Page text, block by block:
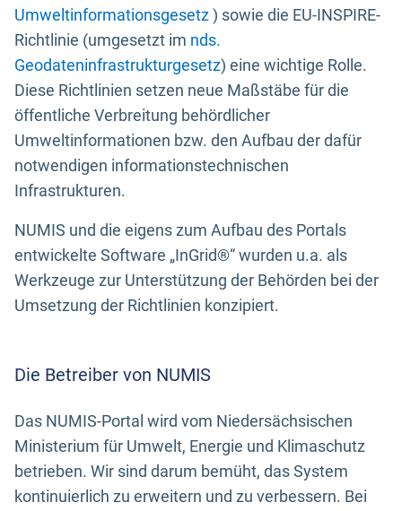
Umweltinformationsgesetz) sowie die EU-INSPIRE-
Richtlinie (umgesetzt im nds.
Geodateninfrastrukturgesetz) eine wichtige Rolle.
Diese Richtlinien setzen neue Maßstäbe für die
öffentliche Verbreitung behördlicher
Umweltinformationen bzw. den Aufbau der dafür
notwendigen informationstechnischen
Infrastrukturen.
NUMIS und die eigens zum Aufbau des Portals
entwickelte Software „InGrid®“ wurden u.a. als
Werkzeuge zur Unterstützung der Behörden bei der
Umsetzung der Richtlinien konzipiert.
Die Betreiber von NUMIS
Das NUMIS-Portal wird vom Niedersächsischen
Ministerium für Umwelt, Energie und Klimaschutz
betrieben. Wir sind darum bemüht, das System
kontinuierlich zu erweitern und zu verbessern. Bei